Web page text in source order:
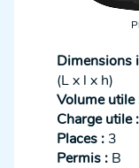
Dimensions
(L x l x h)
Volume utile
Charge utile :
Places : 3
Permis : B